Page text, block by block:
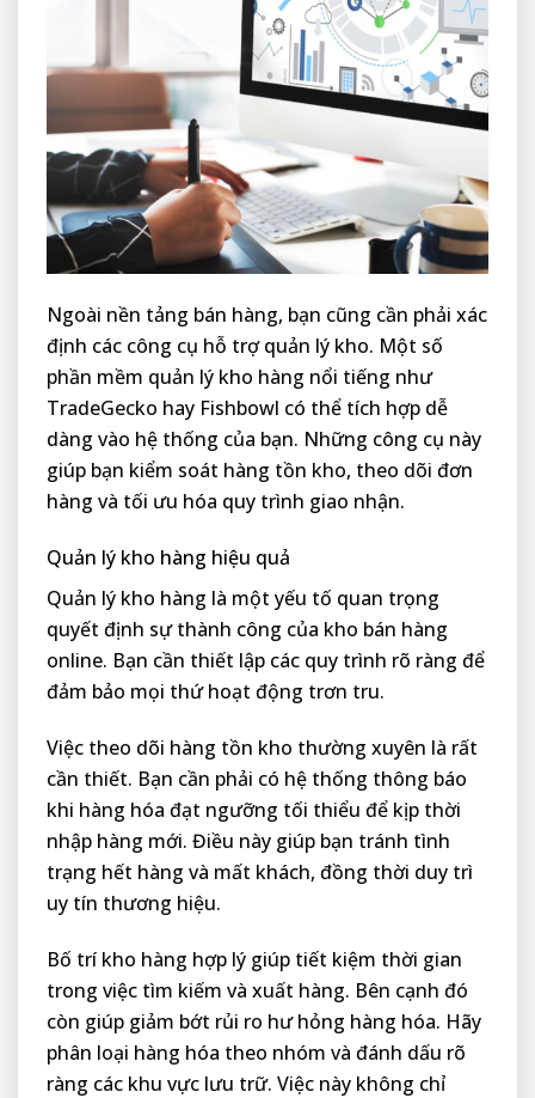
Ngoài nền tảng bán hàng, bạn cũng cần phải xác
định các công cụ hỗ trợ quản lý kho. Một số
phần mềm quản lý kho hàng nổi tiếng như
TradeGecko hay Fishbowl có thể tích hợp dễ
dàng vào hệ thống của bạn. Những công cụ này
giúp bạn kiểm soát hàng tồn kho, theo dõi đơn
hàng và tối ưu hóa quy trình giao nhận.
Quản lý kho hàng hiệu quả
Quản lý kho hàng là một yếu tố quan trọng
quyết định sự thành công của kho bán hàng
online. Bạn cần thiết lập các quy trình rõ ràng để
đảm bảo mọi thứ hoạt động trơn tru.
Việc theo dõi hàng tồn kho thường xuyên là rất
cần thiết. Bạn cần phải có hệ thống thông báo
khi hàng hóa đạt ngưỡng tối thiểu để kịp thời
nhập hàng mới. Điều này giúp bạn tránh tình
trạng hết hàng và mất khách, đồng thời duy trì
uy tín thương hiệu.
Bố trí kho hàng hợp lý giúp tiết kiệm thời gian
trong việc tìm kiếm và xuất hàng. Bên cạnh đó
còn giúp giảm bớt rủi ro hư hỏng hàng hóa. Hãy
phân loại hàng hóa theo nhóm và đánh dấu rõ
ràng các khu vực lưu trữ. Việc này không chỉ